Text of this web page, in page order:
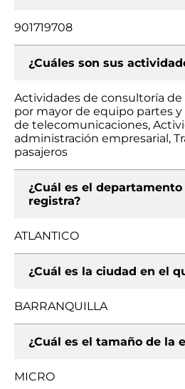
901719708
¿Cuáles son sus
Actividades de consultoría
por mayor de equipo partes
de telecomunicaciones,
administración empresarial,
pasajeros
¿Cuál es el
registra?
ATLANTICO
¿Cuál es la ciudad en el
BARRANQUILLA
¿Cuál es el tamaño de la
MICRO